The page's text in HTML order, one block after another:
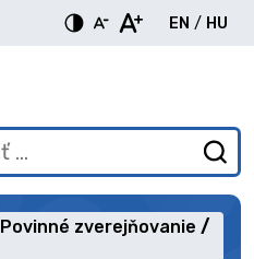
EN
English
/ HU
Povinné zverejňovanie